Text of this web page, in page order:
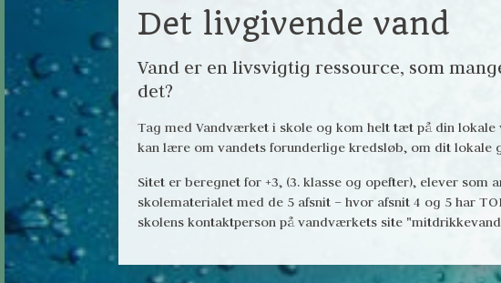
Det livgivende vand
Vand er en livsvigtig ressource, som
det?
Tag med Vandværket i skole og kom helt tæt på din
kan lære om vandets forunderlige kredsløb, om dit lokale
Sitet er beregnet for +3, (3. klasse og opefter), elever
skolematerialet med de 5 afsnit – hvor afsnit 4 og 5 har
skolens kontaktperson på vandværkets site